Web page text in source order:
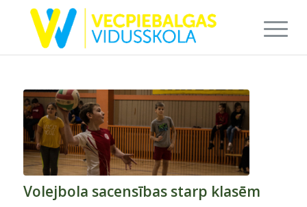
Volejbola sacensības starp klasēm